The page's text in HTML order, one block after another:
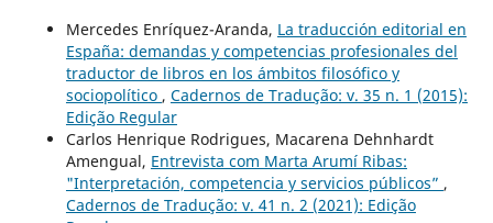
Mercedes Enríquez-Aranda, La traducción editorial en
España: demandas y competencias profesionales del
traductor de libros en los ámbitos filosófico y
sociopolítico , Cadernos de Tradução: v. 35 n. 1 (2015):
Edição Regular
Carlos Henrique Rodrigues, Macarena Dehnhardt
Amengual, Entrevista com Marta Arumí Ribas:
"Interpretación, competencia y servicios públicos” ,
Cadernos de Tradução: v. 41 n. 2 (2021): Edição